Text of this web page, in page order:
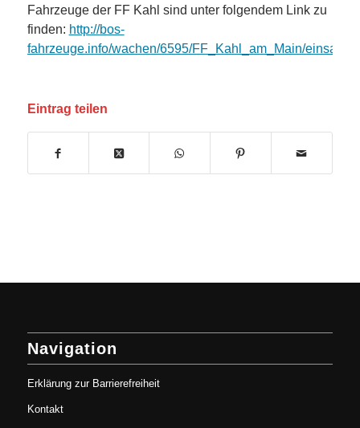
Fahrzeuge der FF Kahl sind unter folgendem Link zu
finden: http://bos-
fahrzeuge.info/wachen/6595/FF_Kahl_am_Main/
Eintrag teilen
Navigation
Erklärung zur Barrierefreiheit
Kontakt